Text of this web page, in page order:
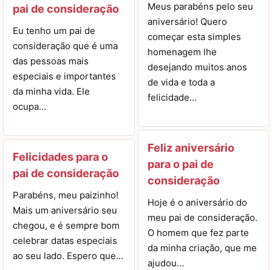
pai de consideração
Eu tenho um pai de
consideração que é uma
das pessoas mais
especiais e importantes
da minha vida. Ele
ocupa…
Felicidades para o
pai de consideração
Parabéns, meu paizinho!
Mais um aniversário seu
chegou, e é sempre bom
celebrar datas especiais
ao seu lado. Espero que…
Meus parabéns pelo seu
aniversário! Quero
começar esta simples
homenagem lhe
desejando muitos anos
de vida e toda a
felicidade…
Feliz aniversário
para o pai de
consideração
Hoje é o aniversário do
meu pai de consideração.
O homem que fez parte
da minha criação, que me
ajudou…